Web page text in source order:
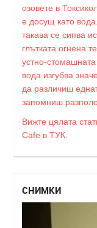
озовете в
е досущ като
такава се сипва
глътката огнена
устно-
вода изгубва
да различиш
запомниш
Вижте цялата
Cafe в ТУК.
СНИМКИ